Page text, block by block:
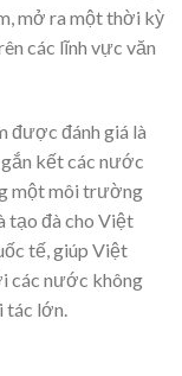
mở ra một thời kỳ
các lĩnh vực văn
được đánh giá là
kết các nước
một môi trường
tạo đà cho Việt
tế, giúp Việt
các nước không
lớn.